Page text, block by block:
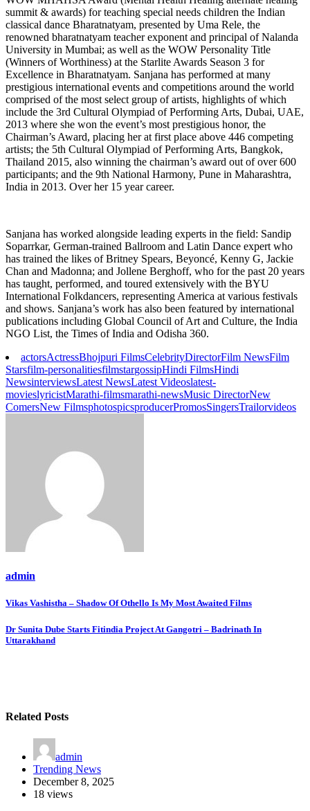
summit & awards) for teaching special needs children the Indian
classical dance Bharatnatyam, presented by Uma Rele, the
renowned bharatnatyam teacher exponent and principal of Nalanda
University in Mumbai; as well as the WOW Personality Title
(Winners of Worthiness) at the Starlite Awards Season 3 for
Excellence in Bharatnatyam. Sanjana has performed at many
prestigious international events and competitions around the world
comprised of the most select group of artists, highlights of which
include the 3rd Cultural Olympiad of Performing Arts, Dubai, UAE,
2013 where she won the event’s most prestigious honor, the
Chairman’s Award, placing her at first place above 446 competing
artists; the 5th Cultural Olympiad of Performing Arts, Bangkok,
Thailand 2015, also winning the chairman’s award out of over 600
participants; and the 9th National Harmony, Pune in Maharashtra,
India in 2013. Over her 15 year career.
Sanjana has worked alongside leading experts in the field: Sandip
Soparrkar, German-trained Ballroom and Latin Dance expert who
has trained the likes of Britney Spears, Beyoncé, Kenny G, Jackie
Chan and Madonna; and Jollene Berghoff, who for the past 20 years
has taught, performed, and toured extensively with the BYU
International Folkdancers, representing America at various festivals
and shows. Sanjana’s work has also been featured by international
publications including Global Council of Art and Culture, the India
NGO List, the Times of India and Odisha 360.
actorsActressBhojpuri FilmsCelebrityDirectorFilm NewsFilm
Starsfilm-personalitiesfilmstargossipHindi FilmsHindi
NewsinterviewsLatest NewsLatest Videoslatest-
movieslyricistMarathi-filmsmarathi-newsMusic DirectorNew
ComersNew FilmsphotospicsproducerPromosSingersTrailorvideos
admin
Post
navigation
Vikas Vashistha – Shadow Of Othello Is My Most Awaited Films
Dr Sunita Dube Starts Fitindia Project At Gangotri – Badrinath In
Uttarakhand
Related Posts
admin
Trending News
December 8, 2025
18 views